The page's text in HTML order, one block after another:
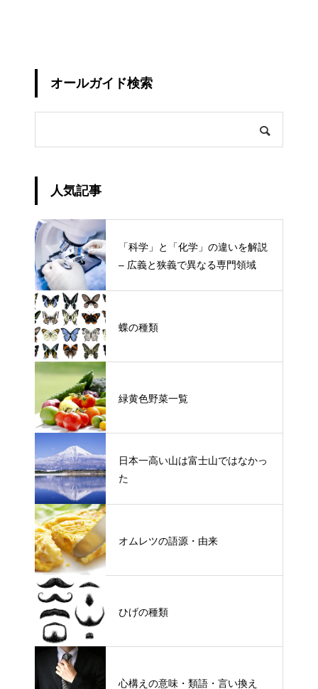
オールガイド検索
人気記事
「科学」と「化学」の違いを解説
– 広義と狭義で異なる専門領域
蝶の種類
緑黄色野菜一覧
日本一高い山は富士山ではなかっ
た
オムレツの語源・由来
ひげの種類
心構えの意味・類語・言い換え